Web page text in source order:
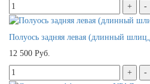
Полуось задняя левая (длинный
12 500 Руб.